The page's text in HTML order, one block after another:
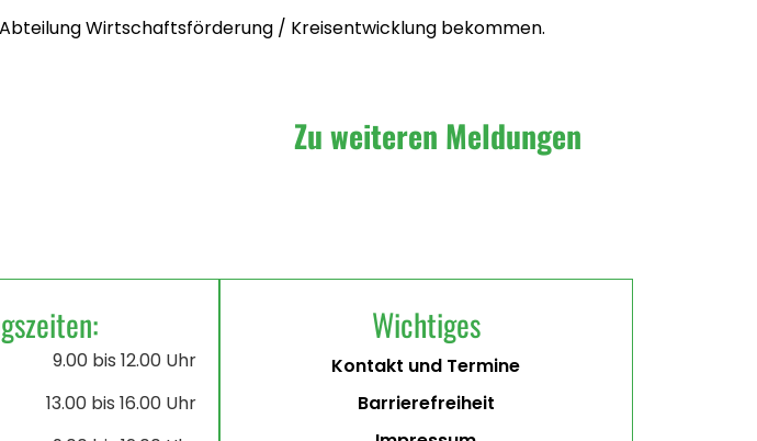
Wirtschaftsförderung / Kreisentwicklung bekommen.
Zu weiteren Meldungen
9.00 bis 12.00 Uhr
13.00 bis 16.00 Uhr
Wichtiges
Kontakt und Termine
Barrierefreiheit